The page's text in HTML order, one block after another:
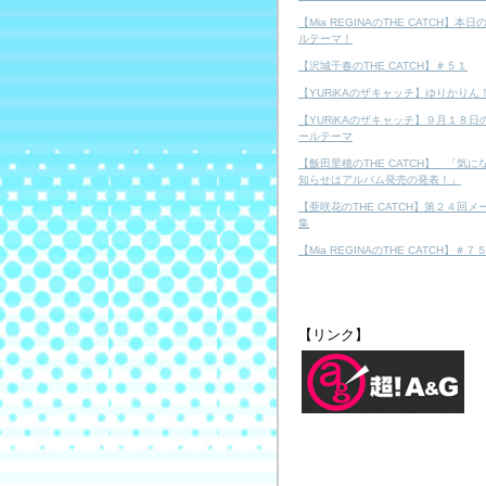
【Mia REGINAのTHE CATCH】本日
ルテーマ！
【沢城千春のTHE CATCH】＃５１
【YURiKAのザキャッチ】ゆりかりん
【YURiKAのザキャッチ】９月１８日
ールテーマ
【飯田里穂のTHE CATCH】 「気に
知らせはアルバム発売の発表！」
【亜咲花のTHE CATCH】第２４回メ
集
【Mia REGINAのTHE CATCH】＃７５
【リンク】